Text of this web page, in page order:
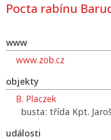
Pocta rabínu
www
www.zob.cz
objekty
B. Placzek
busta: třída Kpt.
události